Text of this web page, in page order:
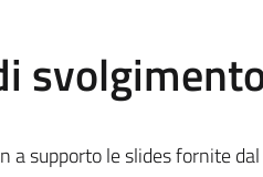
a supporto le slides fornite